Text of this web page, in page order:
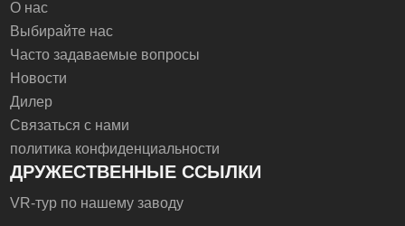
О нас
Выбирайте нас
Часто задаваемые вопросы
Новости
Дилер
Связаться с нами
политика конфиденциальности
ДРУЖЕСТВЕННЫЕ ССЫЛКИ
VR-тур по нашему заводу